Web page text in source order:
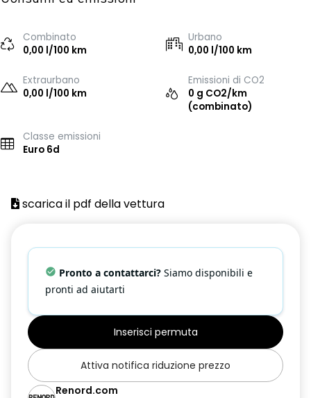
Combinato
0,00 l/100 km
Urbano
0,00 l/100 km
Extraurbano
0,00 l/100 km
Emissioni di CO2
0 g CO2/km
(combinato)
Classe emissioni
Euro 6d
scarica il pdf della vettura
Pronto a contattarci? Siamo disponibili e
pronti ad aiutarti
Inserisci permuta
Attiva notifica riduzione prezzo
Renord.com